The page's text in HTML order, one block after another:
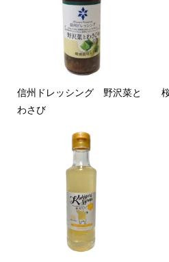
信州ドレッシング 野沢菜と
わさび